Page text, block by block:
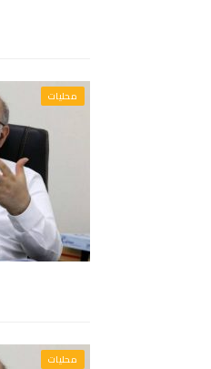
محليات
محليات